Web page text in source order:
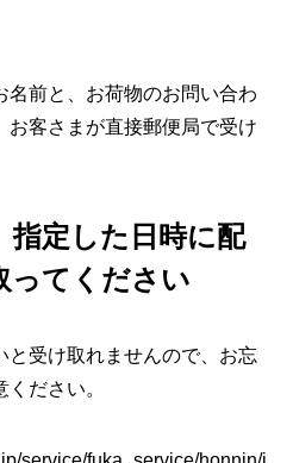
名前と、お荷物のお問い合わ
お客さまが直接郵便局で受け
指定した日時に配
ってください
と受け取れませんので、お忘
ださい。